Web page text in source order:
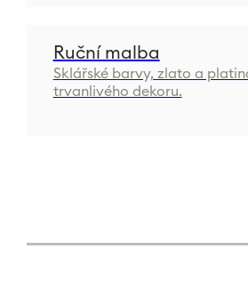
Ruční malba
Sklářské barvy, zlato a
trvanlivého dekoru.